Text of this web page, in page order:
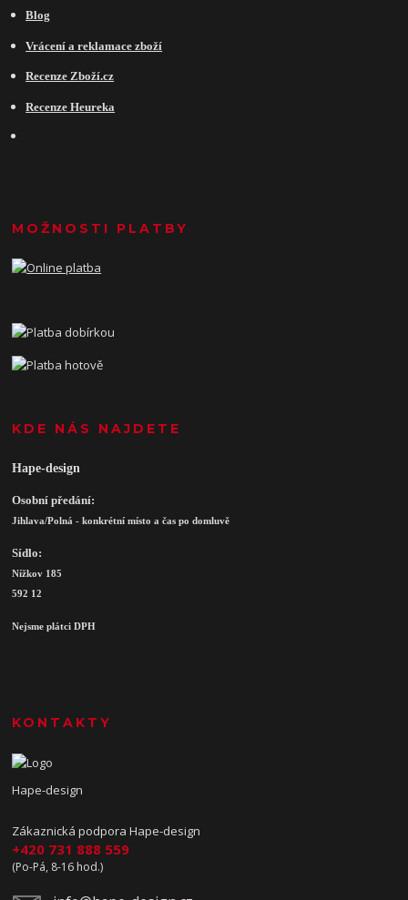
Blog
Vrácení a reklamace zboží
Recenze Zboží.cz
Recenze Heureka
MOŽNOSTI PLATBY
KDE NÁS NAJDETE
Hape-design
Osobní předání:
Jihlava/Polná - konkrétní místo a čas po domluvě
Sídlo:
Nížkov 185
592 12
Nejsme plátci DPH
KONTAKTY
Hape-design
Zákaznická podpora Hape-design
+420 731 888 559
(Po-Pá, 8-16 hod.)